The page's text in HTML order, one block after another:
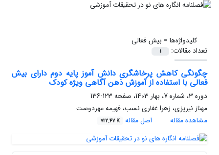
کلیدواژه‌ها = بیش فعالی
تعداد مقالات:
1
چگونگی کاهش پرخاشگری دانش ‏آموز پایه دوم دارای بیش
‏فعالی با استفاده از آموزش ذهن‏ آگاهی ویژه کودک
دوره 3، شماره 7، بهار 1403، صفحه
123-136
مهناز نیریزی، زهرا غفاری نسب، فهیمه مهردوست
مشاهده مقاله
اصل مقاله 722.47 K